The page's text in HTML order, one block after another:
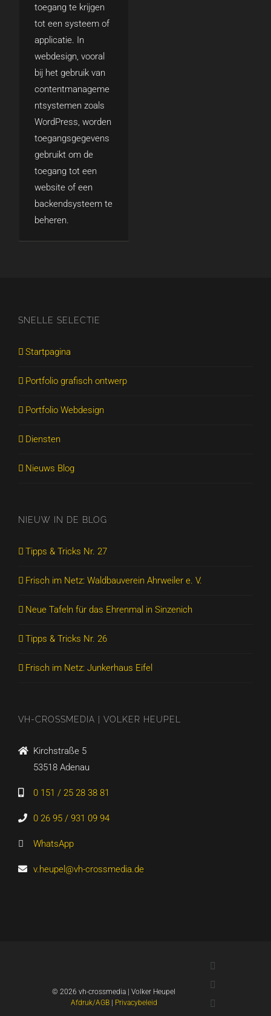
toegang te krijgen
tot een systeem of
applicatie. In
webdesign, vooral
bij het gebruik van
contentmanageme
ntsystemen zoals
WordPress, worden
toegangsgegevens
gebruikt om de
toegang tot een
website of een
backendsysteem te
beheren.
SNELLE SELECTIE
Startpagina
Portfolio grafisch ontwerp
Portfolio Webdesign
Diensten
Nieuws Blog
NIEUW IN DE BLOG
Tipps & Tricks Nr. 27
Frisch im Netz: Waldbauverein Ahrweiler e. V.
Neue Tafeln für das Ehrenmal in Sinzenich
Tipps & Tricks Nr. 26
Frisch im Netz: Junkerhaus Eifel
VH-CROSSMEDIA | VOLKER HEUPEL
Kirchstraße 5
53518 Adenau
0 151 / 25 28 38 81
0 26 95 / 931 09 94
WhatsApp
v.heupel@vh-crossmedia.de
© 2026 vh-crossmedia | Volker Heupel
Afdruk/AGB| Privacybeleid